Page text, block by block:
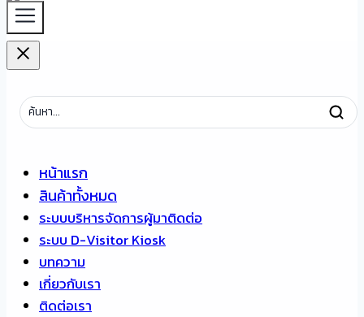
หน้าแรก
สินค้าทั้งหมด
ระบบบริหารจัดการผู้มาติดต่อ
ระบบ D-Visitor Kiosk
บทความ
เกี่ยวกับเรา
ติดต่อเรา